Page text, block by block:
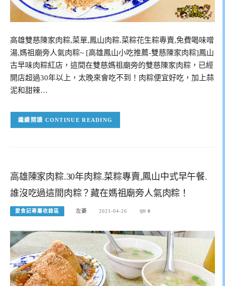
高雄雙慈陳家肉粽,菜單,鳳山肉粽.菜粽花生粽專賣,免費喝味噌
湯,媽祖廟旁人氣肉粽~ [高雄鳳山小吃推薦-雙慈陳家肉粽]鳳山
古早味肉粽紅店，這間在雙慈媽祖廟旁的雙慈陳家肉粽，已經
開店超過30年以上，太晚來會吃不到！肉粽便宜好吃，加上蒜
泥和甜辣…
CONTINUE READING
高雄陳家肉粽.30年肉粽.菜粽專賣,鳳山中式早午餐.
誰沒吃過這間肉粽？藏在媽祖廟旁人氣肉粽！
愛食記專屬收錄區 左豪 2021-04-26 0